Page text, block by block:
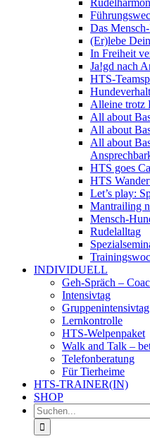
Das
(Er)lebe
In Freiheit
Ja!gd nach
HTS-
Alleine trotz
All about
All about
All about
HTS goes
HTS
Let’s play:
Mantrailing
Mensch-
Rudelalltag
INDIVIDUELL
Geh-Spräch –
Intensivtag
Gruppenintensivtag
Lernkontrolle
HTS-Welpenpaket
Walk and Talk –
Telefonberatung
Für Tierheime
HTS-TRAINER(IN)
SHOP
Suche
nach: